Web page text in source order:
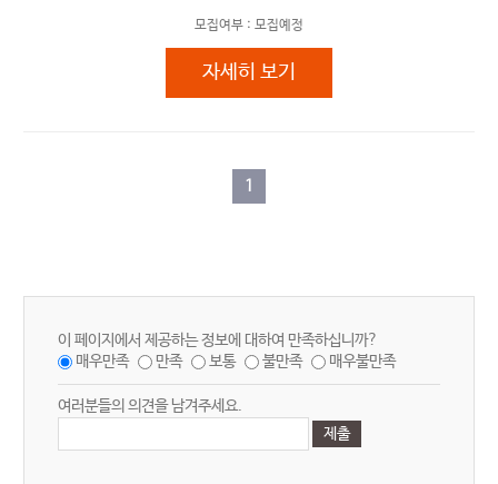
모집여부 : 모집예정
도서관주간 행사
자세히 보기
1
이 페이지에서 제공하는 정보에 대하여 만족하십니까?
매우만족
만족 보통 불만족 매우불만족
여러분들의 의견을 남겨주세요.